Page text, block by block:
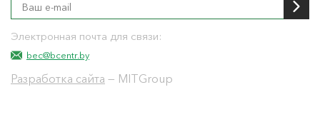
Электронная почта для связи:
bec@bcentr.by
Разработка сайта — MITGroup